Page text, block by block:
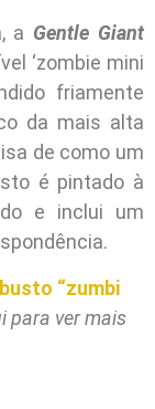
a Gentle Giant
‘zombie mini
friamente
da mais alta
de como um
é pintado à
e inclui um
“zumbi
para ver mais